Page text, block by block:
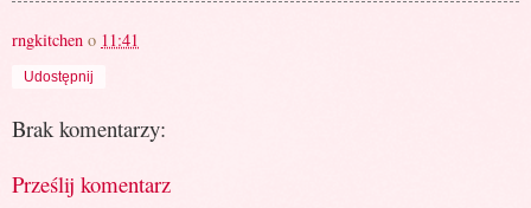
rngkitchen o 11:41
Udostępnij
Brak komentarzy:
Prześlij komentarz